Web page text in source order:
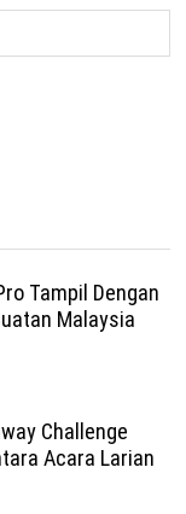
Tampil Dengan
Malaysia
Challenge
Acara Larian